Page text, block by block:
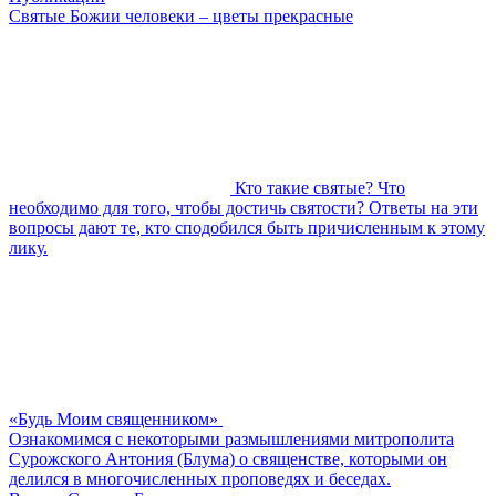
Святые Божии человеки – цветы прекрасные
Кто такие святые? Что
необходимо для того, чтобы достичь святости? Ответы на эти
вопросы дают те, кто сподобился быть причисленным к этому
лику.
«Будь Моим священником»
Ознакомимся с некоторыми размышлениями митрополита
Сурожского Антония (Блума) о священстве, которыми он
делился в многочисленных проповедях и беседах.